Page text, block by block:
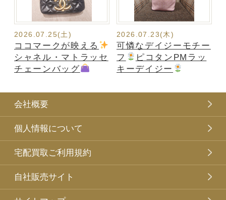
2026.07.25(土)
ココマークが映える
シャネル・マトラッセ
チェーンバッグ
2026.07.23(木)
可憐なデイジーモチー
フ
ピコタンPMラッ
キーデイジー
会社概要
個人情報について
宅配買取ご利用規約
自社販売サイト